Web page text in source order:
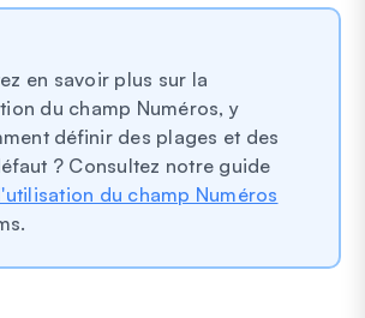
en savoir plus sur la
du champ Numéros, y
définir des plages et des
? Consultez notre guide
du champ Numéros